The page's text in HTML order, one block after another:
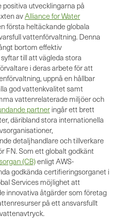
positiva utvecklingarna på
avAlliance for Water
första heltäckande globala
vattenförvaltning. Denna
bortom effektiv
till att vägleda stora
i deras arbete för att
uppnå en hållbar
god vattenkvalitet samt
vattenrelaterade miljöer och
partner ingår ett brett
däribland stora internationella
detaljhandlare och tillverkare
FN. Som ett globalt godkänt
(CB)enligt AWS-
godkända certifieringsorganet i
Services möjlighet att
innovativa åtgärder som företag
på ett ansvarsfullt